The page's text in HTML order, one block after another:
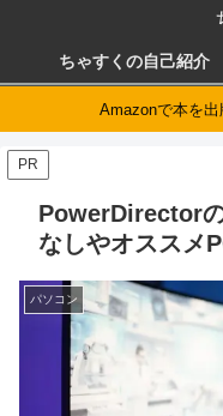
ちゃすくの自己紹介
Amazonで本を出
PR
PowerDirector
なしやオススメ
パソコン